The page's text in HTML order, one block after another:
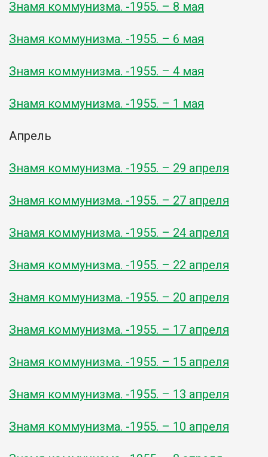
Знамя коммунизма. -1955. – 8 мая
Знамя коммунизма. -1955. – 6 мая
Знамя коммунизма. -1955. – 4 мая
Знамя коммунизма. -1955. – 1 мая
Апрель
Знамя коммунизма. -1955. – 29 апреля
Знамя коммунизма. -1955. – 27 апреля
Знамя коммунизма. -1955. – 24 апреля
Знамя коммунизма. -1955. – 22 апреля
Знамя коммунизма. -1955. – 20 апреля
Знамя коммунизма. -1955. – 17 апреля
Знамя коммунизма. -1955. – 15 апреля
Знамя коммунизма. -1955. – 13 апреля
Знамя коммунизма. -1955. – 10 апреля